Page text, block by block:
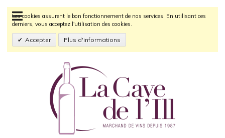
Les cookies assurent le bon fonctionnement de nos services. En utilisant ces
derniers, vous acceptez l'utilisation des cookies.
Accepter Plus d'informations